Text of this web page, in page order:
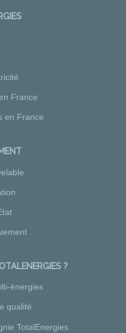
France
en France
?
énergies
qualité
TotalEnergies